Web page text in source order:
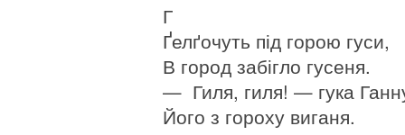
Г
Ґелґочуть під горою гуси,
В город забігло гусеня.
— Гиля, гиля! — гука
Його з гороху виганя.